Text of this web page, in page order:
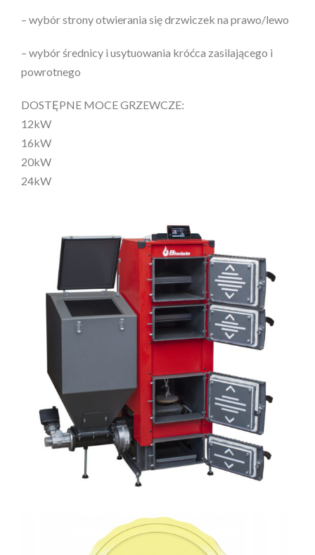
– wybór strony otwierania się drzwiczek na prawo/lewo
– wybór średnicy i usytuowania króćca zasilającego i
powrotnego
DOSTĘPNE MOCE GRZEWCZE:
12kW
16kW
20kW
24kW